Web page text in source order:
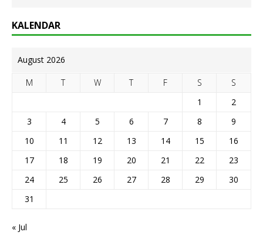
KALENDAR
August 2026
M T W T F S
S
1
2
3
4 5 6 7 8
9
10
11 12 13 14 15
16
17
18 19 20 21 22
23
24
25 26 27 28 29
30
31
« Jul